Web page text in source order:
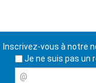
Inscrivez-vous à notre
Je ne suis pas un
@